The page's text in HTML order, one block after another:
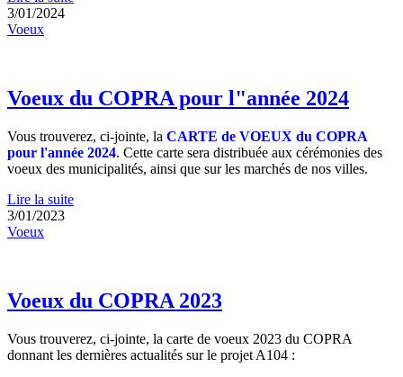
3/01/2024
Voeux
Voeux du COPRA pour l"année 2024
Vous trouverez, ci-jointe, la CARTE de VOEUX du COPRA
pour l'année 2024. Cette carte sera distribuée aux cérémonies des
voeux des municipalités, ainsi que sur les marchés de nos villes.
Lire la suite
3/01/2023
Voeux
Voeux du COPRA 2023
Vous trouverez, ci-jointe, la carte de voeux 2023 du COPRA
donnant les dernières actualités sur le projet A104 :